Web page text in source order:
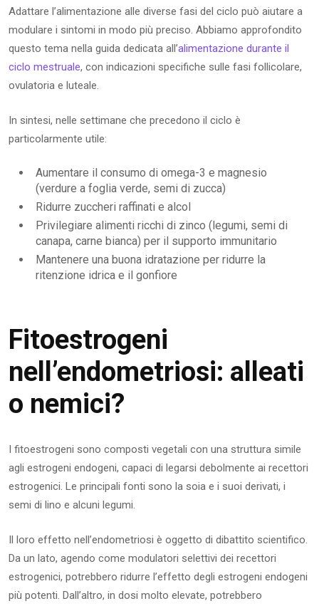
Adattare l’alimentazione alle diverse fasi del ciclo può aiutare a
modulare i sintomi in modo più preciso. Abbiamo approfondito
questo tema nella guida dedicata all’alimentazione durante il
ciclo mestruale, con indicazioni specifiche sulle fasi follicolare,
ovulatoria e luteale.
In sintesi, nelle settimane che precedono il ciclo è
particolarmente utile:
Aumentare il consumo di omega-3 e magnesio
(verdure a foglia verde, semi di zucca)
Ridurre zuccheri raffinati e alcol
Privilegiare alimenti ricchi di zinco (legumi, semi di
canapa, carne bianca) per il supporto immunitario
Mantenere una buona idratazione per ridurre la
ritenzione idrica e il gonfiore
Fitoestrogeni
nell’endometriosi: alleati
o nemici?
I fitoestrogeni sono composti vegetali con una struttura simile
agli estrogeni endogeni, capaci di legarsi debolmente ai recettori
estrogenici. Le principali fonti sono la soia e i suoi derivati, i
semi di lino e alcuni legumi.
Il loro effetto nell’endometriosi è oggetto di dibattito scientifico.
Da un lato, agendo come modulatori selettivi dei recettori
estrogenici, potrebbero ridurre l’effetto degli estrogeni endogeni
più potenti. Dall’altro, in dosi molto elevate, potrebbero